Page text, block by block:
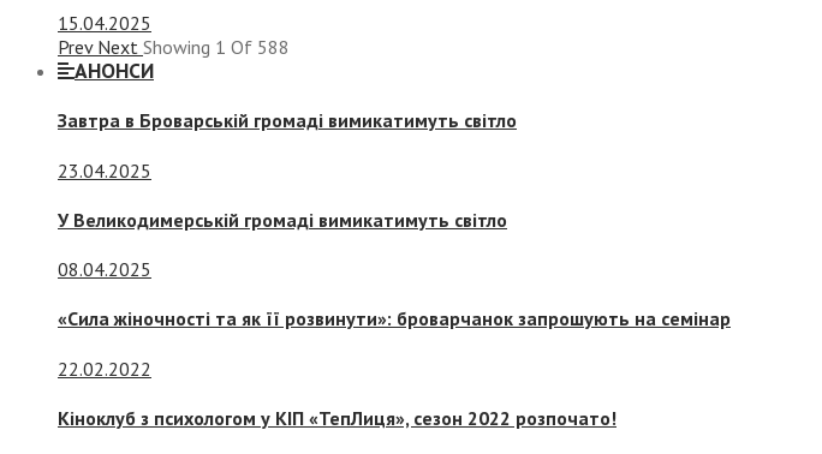
15.04.2025
Prev Next Showing 1 Of 588
АНОНСИ
Завтра в Броварській громаді вимикатимуть світло
23.04.2025
У Великодимерській громаді вимикатимуть світло
08.04.2025
«Сила жіночності та як її розвинути»: броварчанок запрошують на семінар
22.02.2022
Кіноклуб з психологом у КІП «ТепЛиця», сезон 2022 розпочато!